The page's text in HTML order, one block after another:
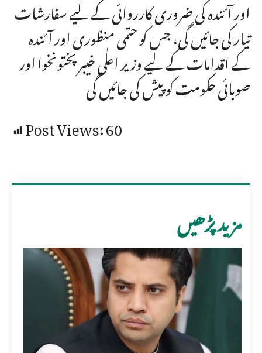
اور آئندہ کی ضروری کارروائی کے لیے سفارشات
تیار کی جائیں گی، جس کو حتمی منظوری اور آئندہ
کے اقدامات کے لیے وزیر اعلٰی خیبر پختونخوا اور
صوبائی حکومت کو پیش کی جائیں گی
Post Views:60
مزید پڑھیں